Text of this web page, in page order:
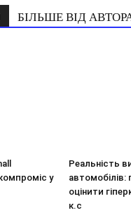
БІЛЬШЕ ВІД
у
Реальність
оцінити
к.с